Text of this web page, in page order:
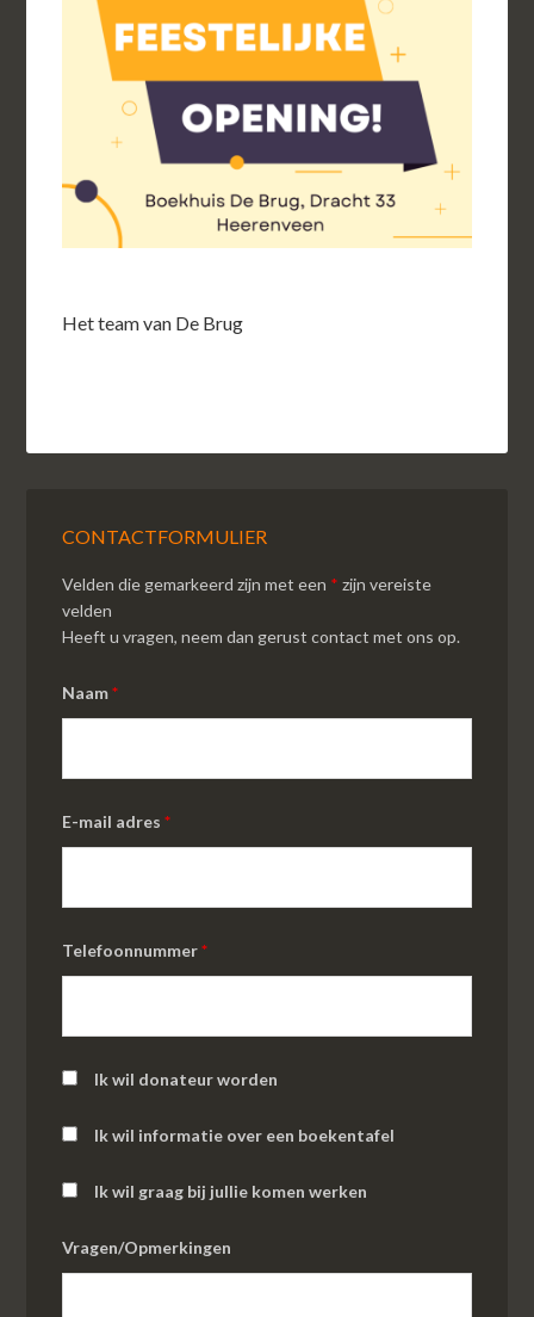
Het team van De Brug
CONTACTFORMULIER
Velden die gemarkeerd zijn met een * zijn vereiste
velden
Heeft u vragen, neem dan gerust contact met ons op.
Naam*
E-mail adres*
Telefoonnummer*
Ik wil donateur worden
Ik wil informatie over een boekentafel
Ik wil graag bij jullie komen werken
Vragen/Opmerkingen